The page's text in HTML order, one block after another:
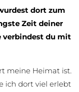
dort zum
Zeit deiner
verbindest du mit
meine Heimat ist.
ich dort viel erlebt